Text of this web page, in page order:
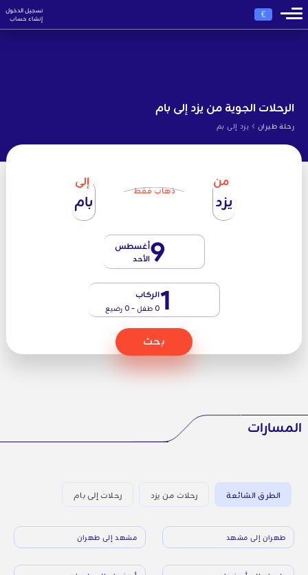
€
تسجيل الدخول
إنشاء حساب
الرحلات الجوية من يزد إلى بام
رحلة طيران › يزد إلى بم
من
يزد ذهاب فقط
إلى
بام
9أغسطس
الأحد
1الركاب
0 طفل - 0 رضيع
بحث
المسارات
الطرق الشائعة رحلات من يزد رحلات إلى بام
طهران إلى مشهد مشهد إلى طهران